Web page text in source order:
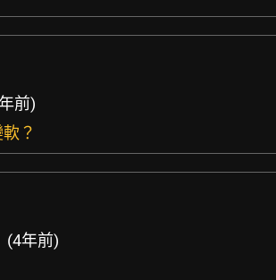
前)
？
(4年前)